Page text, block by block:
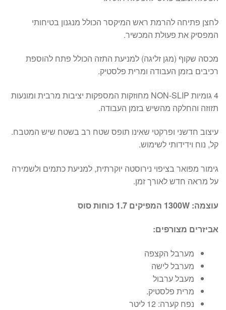
לחצן פתיחה להרמת ראש המיקסר הכולל מנגנון בטיחותי
המפסיק את פעולת המכשיר.
מכסה שקוף (מגן זליגה) למניעת התזה הכולל פתח להוספת
רכיבים בזמן העבודה ומרית פלסטיק.
4 גומיות NON-SLIP מחוזקות המספקות יציבות מרבית ומונעות
תזוזה והחלקה מהשיש בזמן העבודה.
עיצוב חדשני ופרקטי שאינו תופס שטח רב בשטח שיש המטבח.
קל, נוח וידידותי לשימוש.
גימור מפואר בציפוי נירוסטה יוקרתית, למניעת כתמים ולשמירה
על מראה חדש לאורך זמן.
עוצמה: 1300 W המפיקים 1.7 כוחות סוס
אביזרים מצורפים:
מערבל הקצפה
מערבל לישה
מעבל ערבול
מרית פלסטיק.
נפח קערה: 12 ליטר